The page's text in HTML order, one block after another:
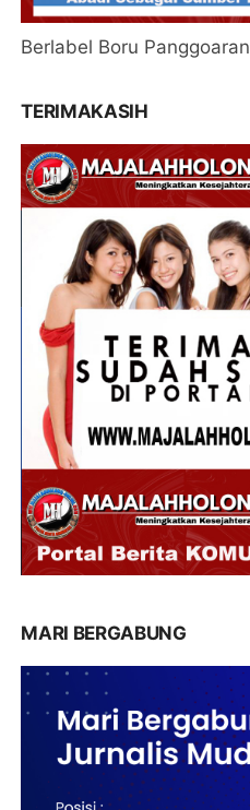
Berlabel Boru Panggoaran
TERIMAKASIH
MARI BERGABUNG